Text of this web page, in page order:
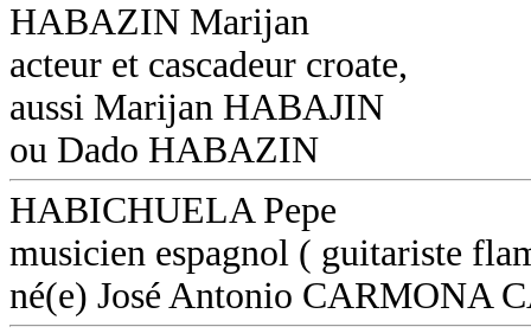
HABAZIN Marijan
acteur et cascadeur croate,
aussi Marijan HABAJIN
ou Dado HABAZIN
HABICHUELA Pepe
musicien espagnol ( guitariste
né(e) José Antonio CARMONA